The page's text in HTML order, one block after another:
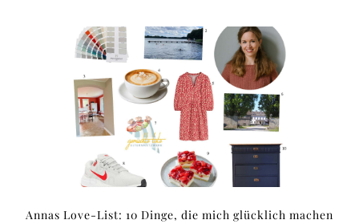
Annas Love-List: 10 Dinge, die mich glücklich machen